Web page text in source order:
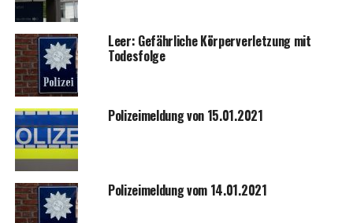
Leer: Gefähr­li­che Kör­per­ver­let­zung mit
Todesfolge
Poli­zei­mel­dung von 15.01.2021
Poli­zei­mel­dung vom 14.01.2021